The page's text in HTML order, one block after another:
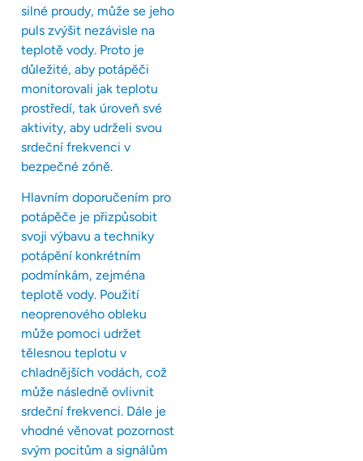
silné proudy, může se jeho
puls zvýšit nezávisle na
teplotě vody. Proto je
důležité, aby potápěči
monitorovali jak teplotu
prostředí, tak úroveň své
aktivity, aby udrželi svou
srdeční frekvenci v
bezpečné zóně.
Hlavním doporučením pro
potápěče je přizpůsobit
svoji výbavu a techniky
potápění konkrétním
podmínkám, zejména
teplotě vody. Použití
neoprenového obleku
může pomoci udržet
tělesnou teplotu v
chladnějších vodách, což
může následně ovlivnit
srdeční frekvenci. Dále je
vhodné věnovat pozornost
svým pocitům a signálům